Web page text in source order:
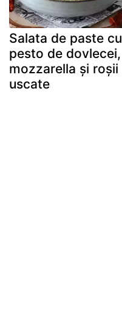
Salata de paste cu
pesto de dovlecei,
mozzarella și roșii
uscate